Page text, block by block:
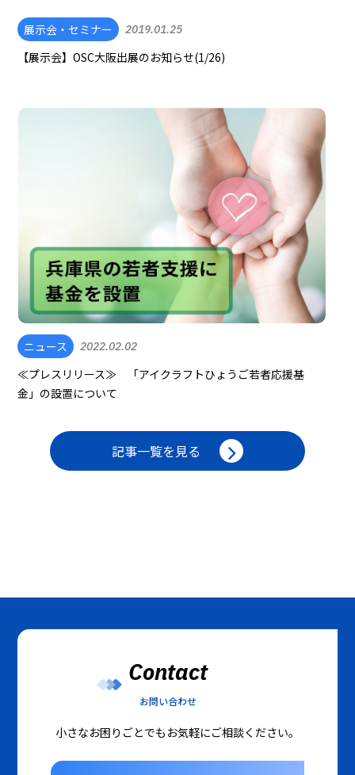
展示会・セミナー 2019.01.25
【展示会】OSC大阪出展のお知らせ(1/26)
ニュース 2022.02.02
≪プレスリリース≫ 「アイクラフトひょうご若者応援基
金」の設置について
記事一覧を見る
Contact
お問い合わせ
小さなお困りごとでもお気軽にご相談ください。